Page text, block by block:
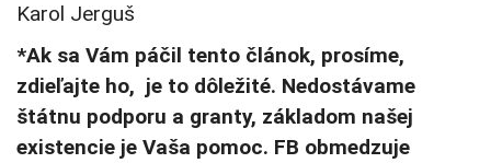
Karol Jerguš
*Ak sa Vám páčil tento článok, prosíme,
zdieľajte ho, je to dôležité. Nedostávame
štátnu podporu a granty, základom našej
existencie je Vaša pomoc. FB obmedzuje